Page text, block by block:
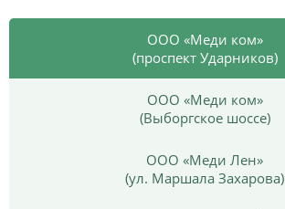
ООО «Меди ком»
(проспект Ударников)
ООО «Меди ком»
(Выборгское шоссе)
ООО «Меди Лен»
(ул. Маршала Захарова)